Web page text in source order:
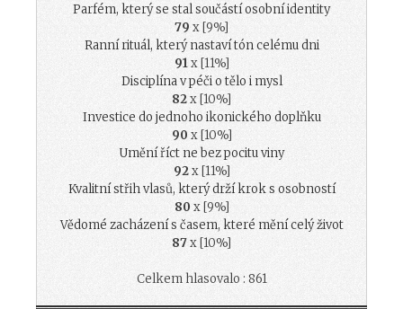
Parfém, který se stal součástí osobní identity
79 x [9%]
Ranní rituál, který nastaví tón celému dni
91x [11%]
Disciplína v péči o tělo i mysl
82x [10%]
Investice do jednoho ikonického doplňku
90 x [10%]
Umění říct ne bez pocitu viny
92x [11%]
Kvalitní střih vlasů, který drží krok s osobností
80 x [9%]
Vědomé zacházení s časem, které mění celý život
87x [10%]
Celkem hlasovalo : 861